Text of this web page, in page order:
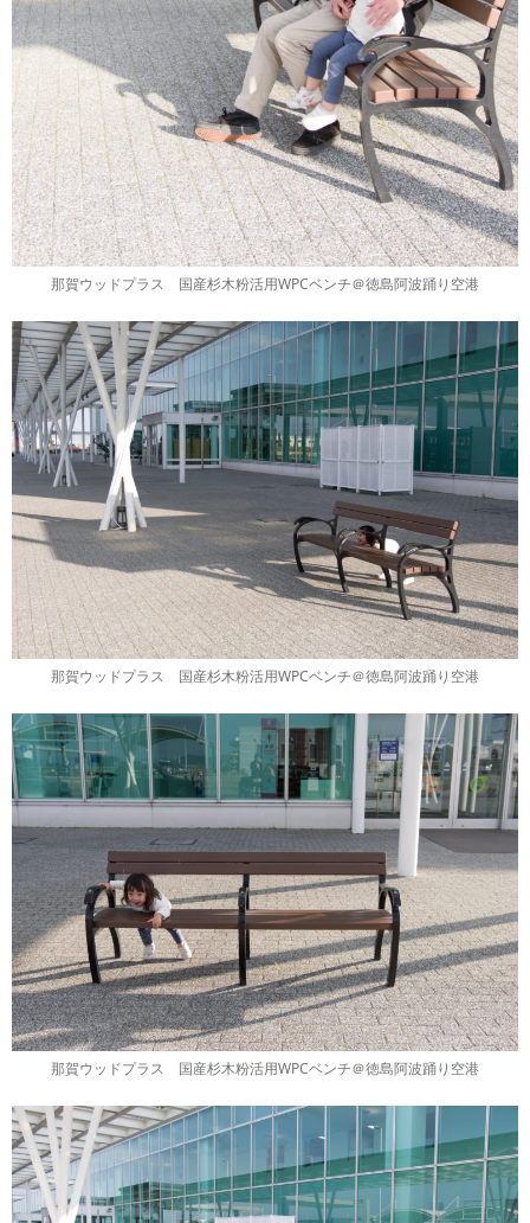
那賀ウッドプラス 国産杉木粉活用WPCベンチ＠徳島阿波踊り空港
那賀ウッドプラス 国産杉木粉活用WPCベンチ＠徳島阿波踊り空港
那賀ウッドプラス 国産杉木粉活用WPCベンチ＠徳島阿波踊り空港